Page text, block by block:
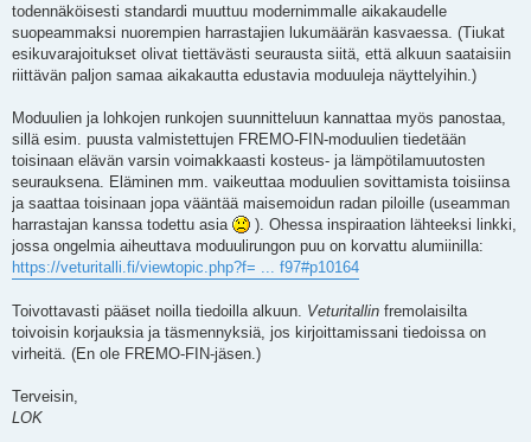
todennäköisesti standardi muuttuu modernimmalle aikakaudelle
suopeammaksi nuorempien harrastajien lukumäärän kasvaessa. (Tiukat
esikuvarajoitukset olivat tiettävästi seurausta siitä, että alkuun saataisiin
riittävän paljon samaa aikakautta edustavia moduuleja näyttelyihin.)
Moduulien ja lohkojen runkojen suunnitteluun kannattaa myös panostaa,
sillä esim. puusta valmistettujen FREMO-FIN-moduulien tiedetään
toisinaan elävän varsin voimakkaasti kosteus- ja lämpötilamuutosten
seurauksena. Eläminen mm. vaikeuttaa moduulien sovittamista toisiinsa
ja saattaa toisinaan jopa vääntää maisemoidun radan piloille (useamman
harrastajan kanssa todettu asia
). Ohessa inspiraation lähteeksi linkki,
jossa ongelmia aiheuttava moduulirungon puu on korvattu alumiinilla:
https://veturitalli.fi/viewtopic.php?f= ... f97#p10164
Toivottavasti pääset noilla tiedoilla alkuun. Veturitallin fremolaisilta
toivoisin korjauksia ja täsmennyksiä, jos kirjoittamissani tiedoissa on
virheitä. (En ole FREMO-FIN-jäsen.)
Terveisin,
LOK